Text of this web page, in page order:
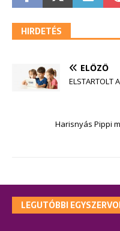
HIRDETÉS
ELŐZŐ
ELSTARTOLT
Harisnyás Pippi
LEGUTÓBBI